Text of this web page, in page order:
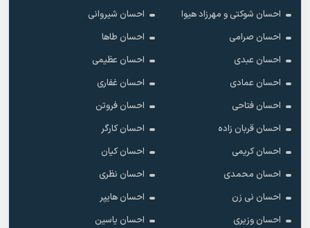
احسان شوکتی و مهرزاد هیوا
احسان شیروانی
احسان صرامی
احسان طاها
احسان عبدی
احسان عظیمی
احسان عمادی
احسان غفاری
احسان فتاحی
احسان فروتن
احسان قربان زاده
احسان کارگر
احسان کریمی
احسان کیان
احسان محمدی
احسان نظری
احسان نی زن
احسان هایپر
احسان وزیری
احسان یاسین